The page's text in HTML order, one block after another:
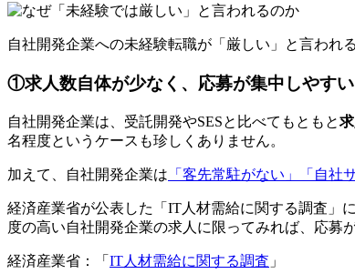
自社開発企業への未経験転職が「厳しい」と言われ
①求人数自体が少なく、応募が集中しやすい
自社開発企業は、受託開発やSESと比べてもともと
名程度というケースも珍しくありません。
加えて、自社開発企業は 「客先常駐がない」「自社
経済産業省が公表した「IT人材需給に関する調査」に
度の高い自社開発企業の求人に限ってみれば、応募
経済産業省：「 IT人材需給に関する調査 」